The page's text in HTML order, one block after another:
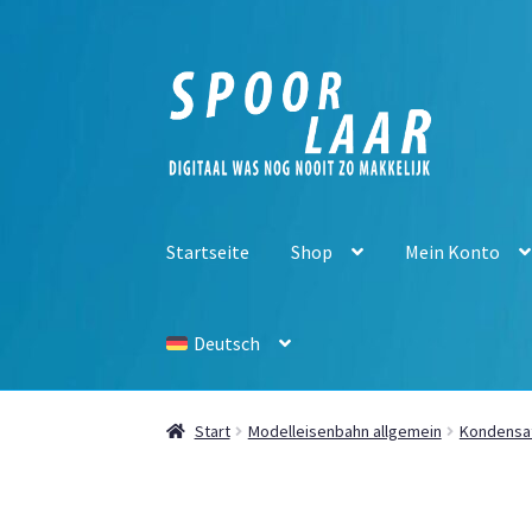
Navigation
springen
Inhalt
springen
Startseite Shop Mein Konto
Deutsch
Start Modelleisenbahn allgemein